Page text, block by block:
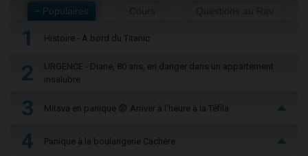
+ Populaires
1 Histoire - À bord du Titanic
2
URGENCE - Diane, 80 ans, en danger dans un appartement
insalubre
3 Mitsva en panique 😨 Arriver à l'heure à la Téfila
4 Panique à la boulangerie Cachère